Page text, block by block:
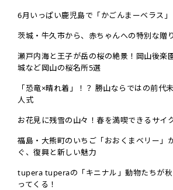
6月いっぱい鹿児島で「かごんまーベラス」
茨城・牛久市から、赤ちゃんへの特別な贈
瀬戸内海と王子が岳の桜の絶景！岡山後楽
城など岡山の桜名所5選
「恐竜×晴れ着」！？ 勝山ならではの前代
人式
お花見に残雪の山々！春を満喫できるサイ
福島・大熊町のいちご「おおくまベリー」
ぐ、復興と新しい魅力
tupera tuperaの「キニナル」動物たちが
ってくる！